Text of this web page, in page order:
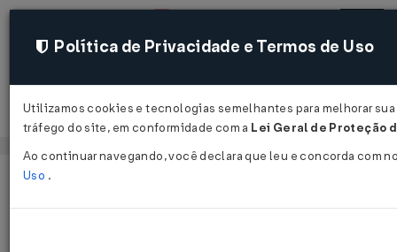
Acessar
Página Inicial
Política de Privacidade e Termos de Uso
Utilizamos cookies e tecnologias semelhantes para melhorar
tráfego do site, em conformidade com a Lei Geral de Proteção
Ao continuar navegando, você declara que leu e concorda com
Uso .